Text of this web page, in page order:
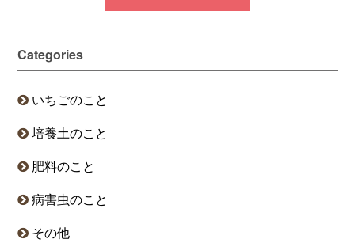
Categories
いちごのこと
培養土のこと
肥料のこと
病害虫のこと
その他